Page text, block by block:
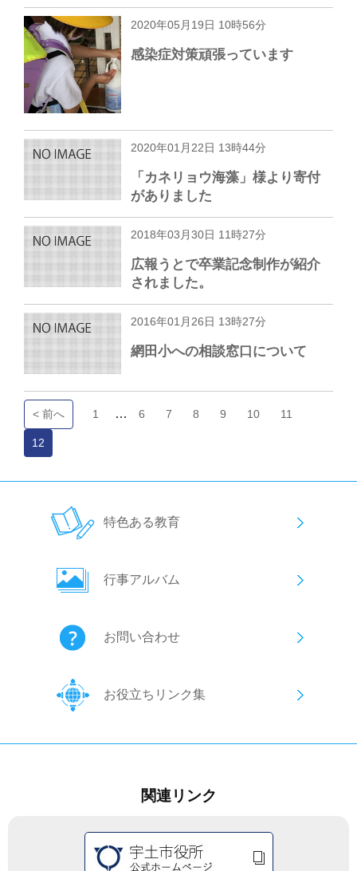
2020年05月19日 10時56分
感染症対策頑張っています
2020年01月22日 13時44分
「カネリョウ海藻」様より寄付
がありました
2018年03月30日 11時27分
広報うとで卒業記念制作が紹介
されました。
2016年01月26日 13時27分
網田小への相談窓口について
< 前へ 1 … 6 7 8 9 10 11
12
特色ある教育
行事アルバム
お問い合わせ
お役立ちリンク集
関連リンク